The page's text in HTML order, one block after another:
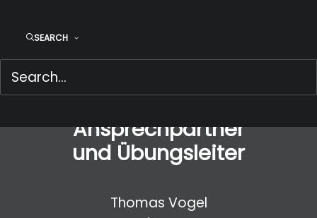
SEARCH
Ansprechpartner
und Übungsleiter
Thomas Vogel